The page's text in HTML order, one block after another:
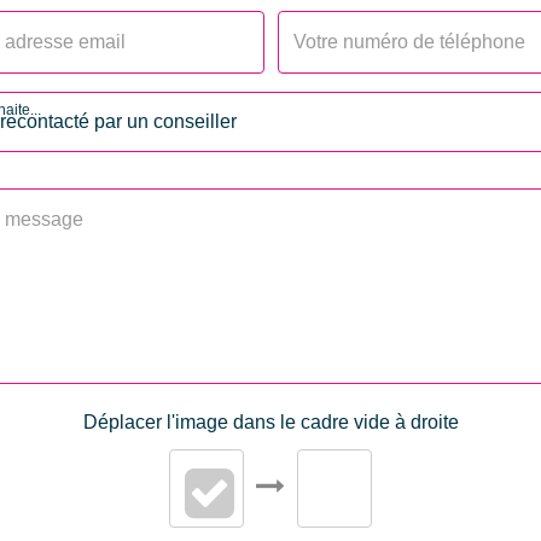
Déplacer l'image dans le cadre vide à droite